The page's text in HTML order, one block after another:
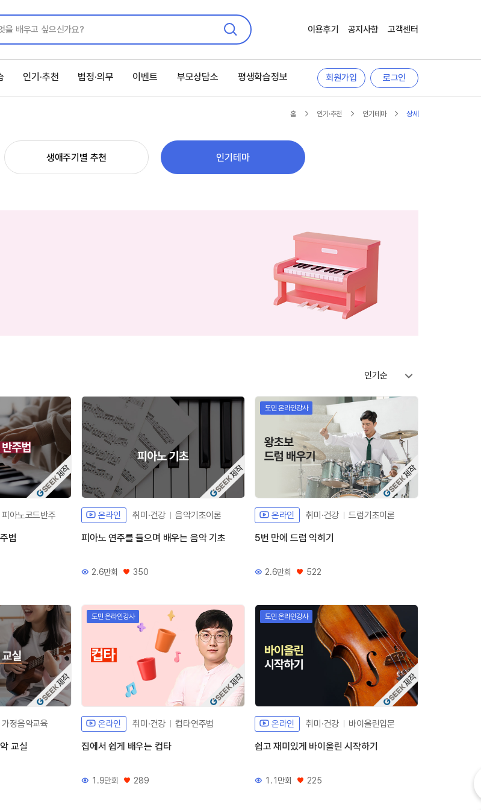
검색 이용후기 공지사항 고객센터
인기·추천 법정·의무 이벤트 부모상담소 평생학습정보 회원가입 로그인
홈 인기·추천 인기테마 상세
생애주기별 추천 인기테마
인기순
자체개발 강좌G
피아노코드반주
법
자체개발 강좌G
온라인 취미·건강 음악기초이론
피아노 연주를 들으며 배우는 음악 기초
조회수
2.6만회
좋아요
350
도민 온라인강사
자체개발 강좌G
온라인 취미·건강 드럼기초이론
5번 만에 드럼 익히기
조회수
2.6만회
좋아요
522
자체개발 강좌G
가정음악교육
교실
도민 온라인강사
자체개발 강좌G
온라인 취미·건강 컵타연주법
집에서 쉽게 배우는 컵타
조회수
1.9만회
좋아요
289
도민 온라인강사
자체개발 강좌G
온라인 취미·건강 바이올린입문
쉽고 재미있게 바이올린 시작하기
조회수
1.1만회
좋아요
225